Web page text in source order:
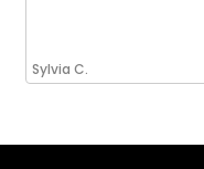
Sylvia C.